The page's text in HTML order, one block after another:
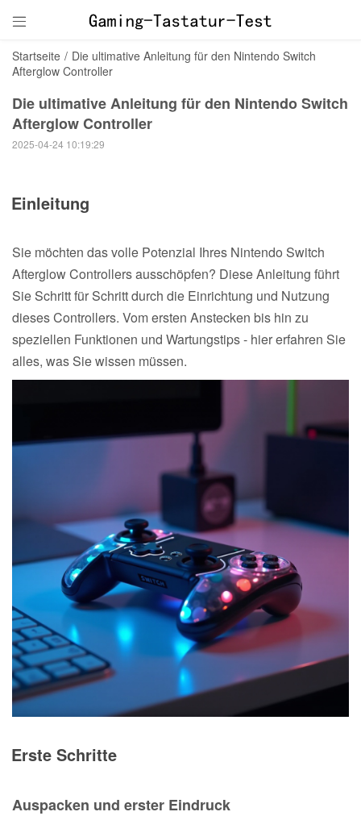

Startseite / Die ultimative Anleitung für den Nintendo Switch
Afterglow Controller
Die ultimative Anleitung für den Nintendo Switch
Afterglow Controller
2025-04-24 10:19:29
Einleitung
Sie möchten das volle Potenzial Ihres Nintendo Switch
Afterglow Controllers ausschöpfen? Diese Anleitung führt
Sie Schritt für Schritt durch die Einrichtung und Nutzung
dieses Controllers. Vom ersten Anstecken bis hin zu
speziellen Funktionen und Wartungstips - hier erfahren Sie
alles, was Sie wissen müssen.
Erste Schritte
Auspacken und erster Eindruck